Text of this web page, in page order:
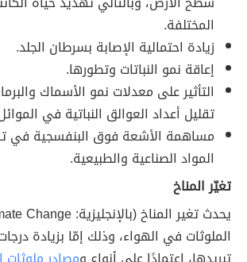
المختلفة.
زيادة احتمالية الإصابة بسرطان الجلد.
إعاقة نمو النباتات وتطورها.
التأثير على معدلات نمو الأسماك
تقليل أعداد العوالق النباتية في
مساهمة الأشعة فوق البنفسجية في
المواد الصناعية والطبيعية.
تغيّر المناخ
الملوثات في الهواء، وذلك إمّا بزيادة